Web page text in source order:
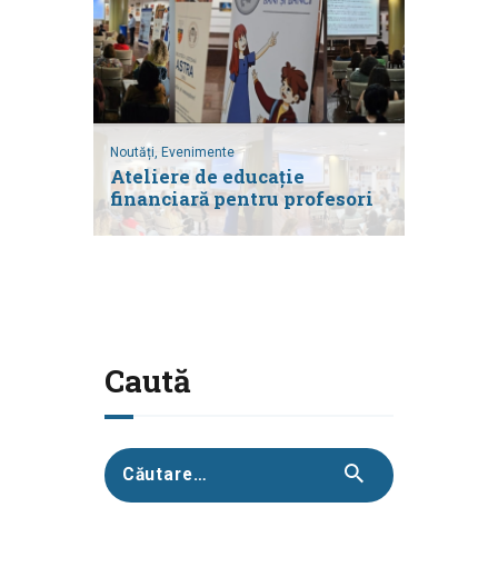
Noutăți, Evenimente
Ateliere de educație
financiară pentru profesori
Caută
Caută
după: